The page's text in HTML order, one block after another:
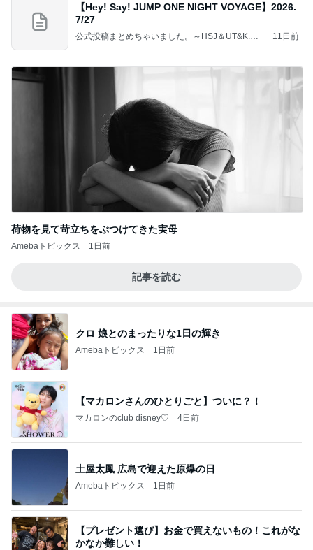
【Hey! Say! JUMP ONE NIGHT VOYAGE】2026.
7/27
公式投稿まとめちゃいました。～HSJ＆UT&K.O.
11日前
荷物を見て苛立ちをぶつけてきた実母
Amebaトピックス 1日前
記事を読む
クロ 娘とのまったりな1日の輝き
Amebaトピックス 1日前
【マカロンさんのひとりごと】ついに？！
マカロンのclub disney♡ 4日前
土屋太鳳 広島で迎えた原爆の日
Amebaトピックス 1日前
【プレゼント選び】お金で買えないもの！これがな
かなか難しい！